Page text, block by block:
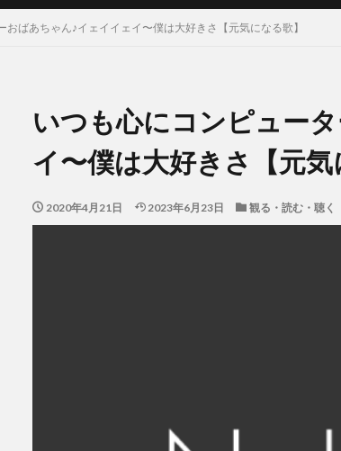
おばあちゃん♪イェイイェイ〜僕は大好きさ【元気になる歌】
いつも心にコンピュー
イ〜僕は大好きさ【元気
2020年4月21日 2023年6月23日 観る・読む・聴く